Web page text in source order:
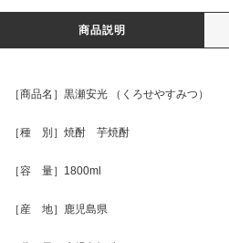
商品説明
［商品名］黒瀬安光 （くろせやすみつ）
［種 別］焼酎 芋焼酎
［容 量］1800ml
［産 地］鹿児島県